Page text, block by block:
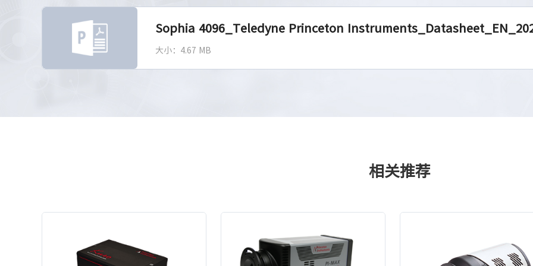
Sophia 4096_Teledyne Princeton
大小：4.67 MB
相关推荐